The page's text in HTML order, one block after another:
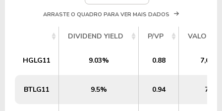
ARRASTE O QUADRO PARA VER MAIS DADOS
DIVIDEND YIELD P/VP VALOR
HGLG11 9.03% 0.88 7,60
BTLG11 9.5% 0.94 7,43